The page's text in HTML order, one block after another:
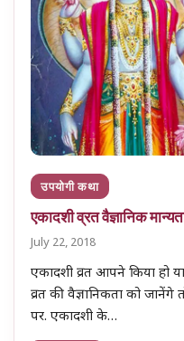
उपयोगी कथा
एकादशी व्रत वैज्ञानिक
July 22, 2018
एकादशी व्रत आपने किया हो
व्रत की वैज्ञानिकता को जानेंगे
पर. एकादशी के…